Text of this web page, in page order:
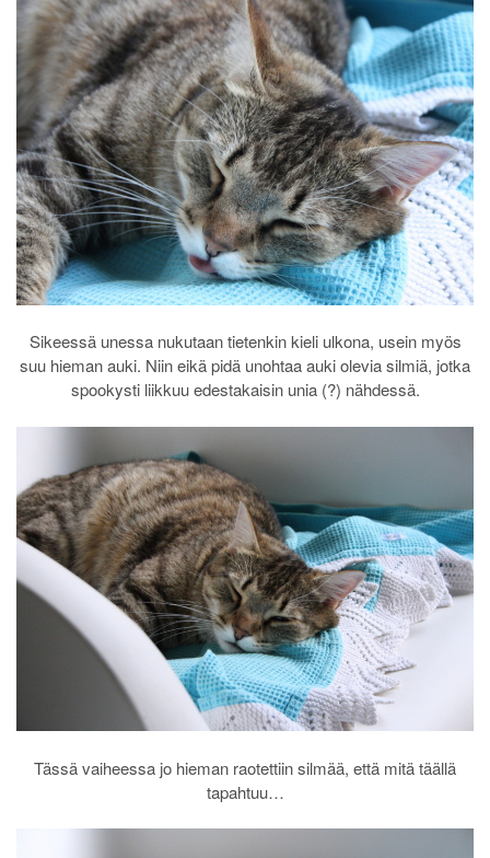
Sikeessä unessa nukutaan tietenkin kieli ulkona, usein myös
suu hieman auki. Niin eikä pidä unohtaa auki olevia silmiä, jotka
spookysti liikkuu edestakaisin unia (?) nähdessä.
Tässä vaiheessa jo hieman raotettiin silmää, että mitä täällä
tapahtuu…